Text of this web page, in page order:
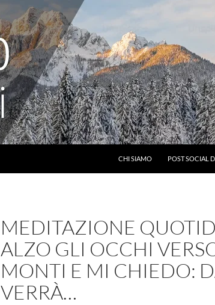
CHI SIAMO POST SOCIAL
MEDITAZIONE
ALZO GLI OCCHI
MONTI E MI CHIEDO:
VERRÀ…